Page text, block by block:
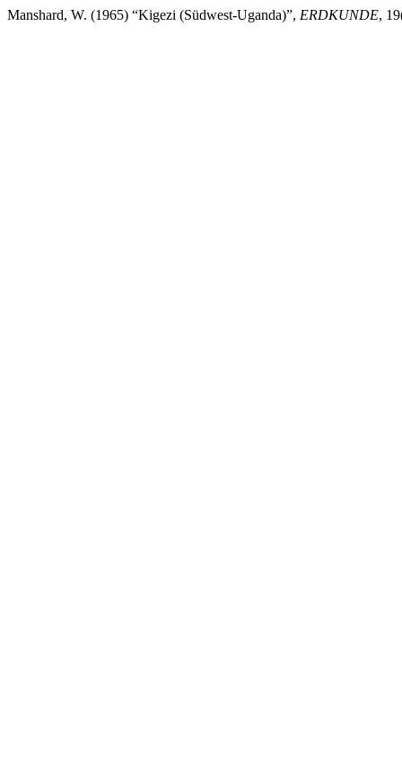
Manshard, W. (1965) “Kigezi (Südwest-Uganda)”, ERDKUNDE,